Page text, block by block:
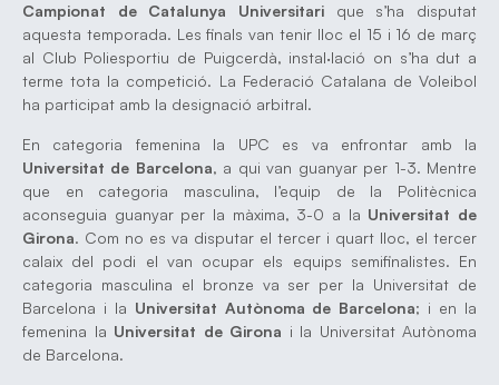
Campionat de Catalunya Universitari que s’ha disputat
aquesta temporada. Les finals van tenir lloc el 15 i 16 de març
al Club Poliesportiu de Puigcerdà, instal·lació on s’ha dut a
terme tota la competició. La Federació Catalana de Voleibol
ha participat amb la designació arbitral.
En categoria femenina la UPC es va enfrontar amb la
Universitat de Barcelona, a qui van guanyar per 1-3. Mentre
que en categoria masculina, l’equip de la Politècnica
aconseguia guanyar per la màxima, 3-0 a la Universitat de
Girona. Com no es va disputar el tercer i quart lloc, el tercer
calaix del podi el van ocupar els equips semifinalistes. En
categoria masculina el bronze va ser per la Universitat de
Barcelona i la Universitat Autònoma de Barcelona; i en la
femenina la Universitat de Girona i la Universitat Autònoma
de Barcelona.